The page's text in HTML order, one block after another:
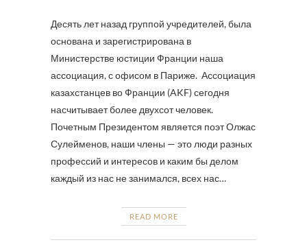
Десять лет назад группой учредителей, была
основана и зарегистрирована в
Министерстве юстиции Франции наша
ассоциация, с офисом в Париже. Ассоциация
казахстанцев во Франции (AKF) сегодня
насчитывает более двухсот человек.
Почетным Президентом является поэт Олжас
Сулейменов, наши члены — это люди разных
профессий и интересов и каким бы делом
каждый из нас не занимался, всех нас…
READ MORE